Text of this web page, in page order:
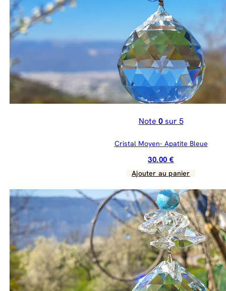
Note 0sur 5
Cristal Moyen- Apatite Bleue
30.00€
Ajouter au panier